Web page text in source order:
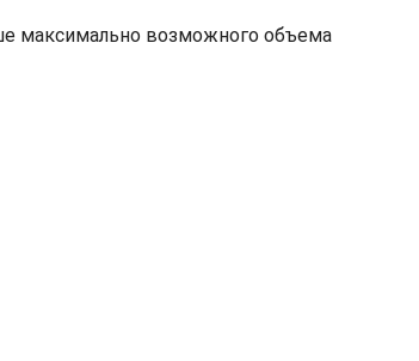
максимально возможного объема